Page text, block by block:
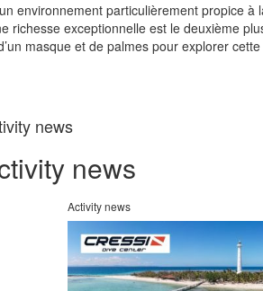
environnement particulièrement propice
richesse exceptionnelle est le deuxième
masque et de palmes pour explorer
news
news
Activity news